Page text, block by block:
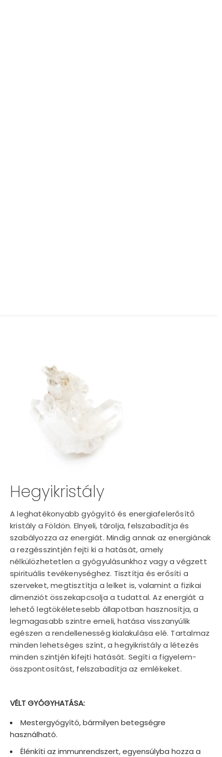
Hegyikristály
A leghatékonyabb gyógyító és energiafelerősítő
kristály a Földön. Elnyeli, tárolja, felszabadítja és
szabályozza az energiát. Mindig annak az energiának
a rezgésszintjén fejti ki a hatását, amely
nélkülözhetetlen a gyógyulásunkhoz vagy a végzett
spirituális tevékenységhez. Tisztítja és erősíti a
szerveket, megtisztítja a lelket is, valamint a fizikai
dimenziót összekapcsolja a tudattal. Az energiát a
lehető legtökéletesebb állapotban hasznosítja, a
legmagasabb szintre emeli, hatása visszanyúlik
egészen a rendellenesség kialakulása elé. Tartalmaz
minden lehetséges színt, a hegyikristály a létezés
minden szintjén kifejti hatását. Segíti a figyelem-
összpontosítást, felszabadítja az emlékeket.
VÉLT GYÓGYHATÁSA:
Mestergyógyító, bármilyen betegségre
használható.
Élénkíti az immunrendszert, egyensúlyba hozza a